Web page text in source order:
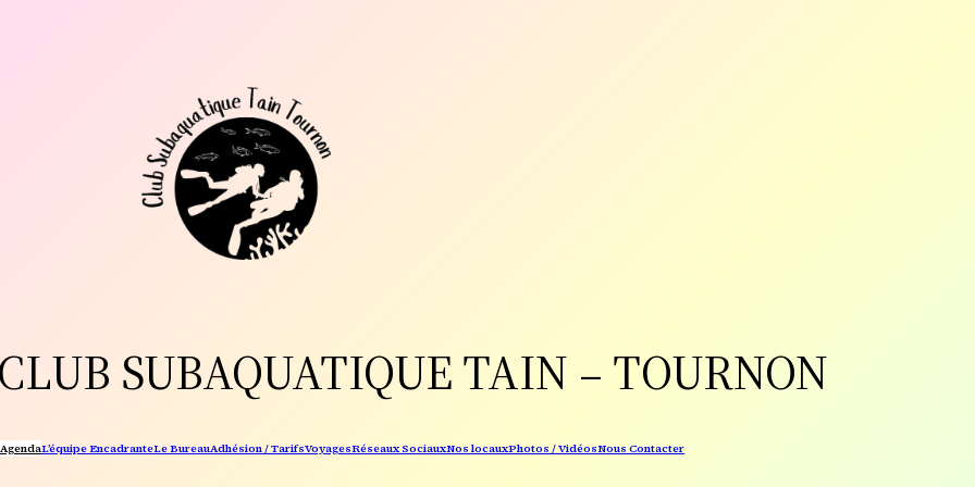
SUBAQUATIQUE TAIN – TOURNON
AgendaL’équipe EncadranteLe BureauAdhésion / TarifsVoyagesRéseaux SociauxNos locauxPhotos / VidéosNous Contacter